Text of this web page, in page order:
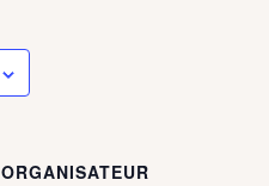
ORGANISATEUR